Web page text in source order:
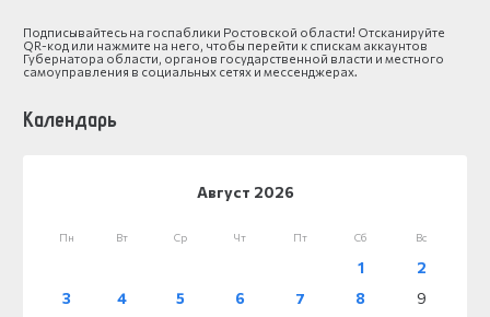
Подписывайтесь на госпаблики Ростовской области! Отсканируйте
QR-код или нажмите на него, чтобы перейти к спискам аккаунтов
Губернатора области, органов государственной власти и местного
самоуправления в социальных сетях и мессенджерах.
Календарь
Август 2026
Пн Вт Ср Чт Пт Сб Вс
1
2
3
4 5 6 7 8
9